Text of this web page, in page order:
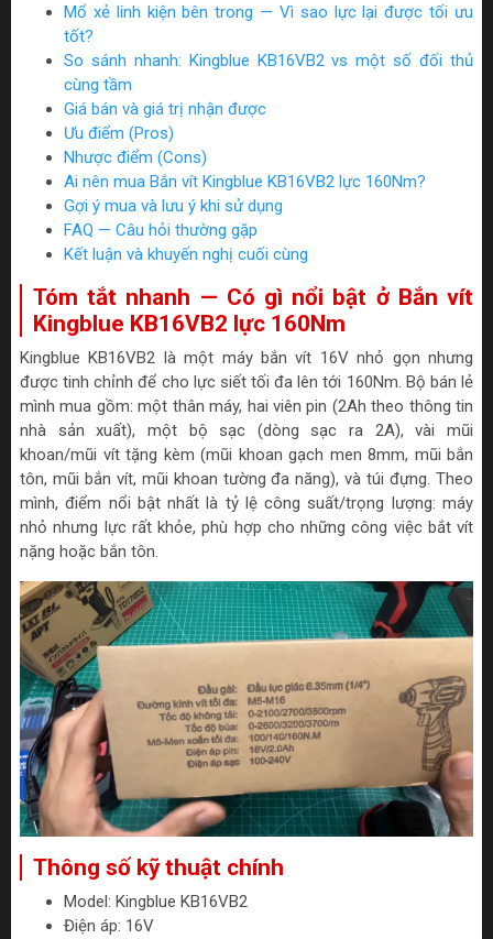
Mổ xẻ linh kiện bên trong — Vì sao lực lại được tối ưu
tốt?
So sánh nhanh: Kingblue KB16VB2 vs một số đối thủ
cùng tầm
Giá bán và giá trị nhận được
Ưu điểm (Pros)
Nhược điểm (Cons)
Ai nên mua Bắn vít Kingblue KB16VB2 lực 160Nm?
Gợi ý mua và lưu ý khi sử dụng
FAQ — Câu hỏi thường gặp
Kết luận và khuyến nghị cuối cùng
Tóm tắt nhanh — Có gì nổi bật ở Bắn vít
Kingblue KB16VB2 lực 160Nm
Kingblue KB16VB2 là một máy bắn vít 16V nhỏ gọn nhưng
được tinh chỉnh để cho lực siết tối đa lên tới 160Nm. Bộ bán lẻ
mình mua gồm: một thân máy, hai viên pin (2Ah theo thông tin
nhà sản xuất), một bộ sạc (dòng sạc ra 2A), vài mũi
khoan/mũi vít tặng kèm (mũi khoan gạch men 8mm, mũi bắn
tôn, mũi bắn vít, mũi khoan tường đa năng), và túi đựng. Theo
mình, điểm nổi bật nhất là tỷ lệ công suất/trọng lượng: máy
nhỏ nhưng lực rất khỏe, phù hợp cho những công việc bắt vít
nặng hoặc bắn tôn.
Thông số kỹ thuật chính
Model: Kingblue KB16VB2
Điện áp: 16V